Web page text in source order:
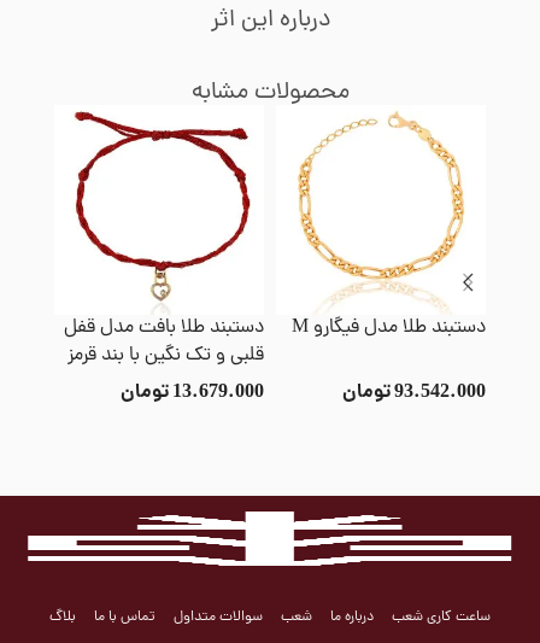
محصولات مشابه
دستبند طلا مدل فیگارو M
93.542.000تومان
دستبند طلا بافت مدل قفل
قلبی و تک نگین با بند قرمز
13.679.000تومان
درباره این اثر
ساعت کاری شعب درباره ما شعب سوالات متداول تماس با ما بلاگ